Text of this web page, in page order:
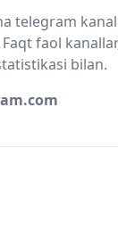
telegram
faol
bilan.